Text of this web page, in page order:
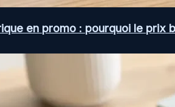
en promo : pourquoi le prix